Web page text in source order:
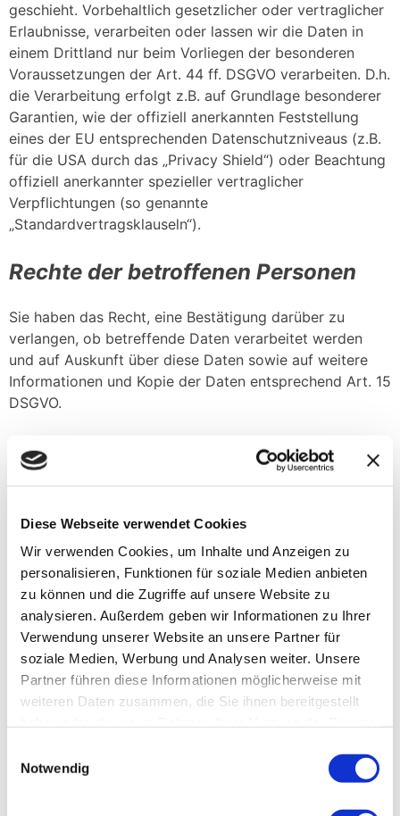
Diese Webseite verwendet Cookies
Wir verwenden Cookies, um Inhalte und Anzeigen zu
personalisieren, Funktionen für soziale Medien anbieten
zu können und die Zugriffe auf unsere Website zu
analysieren. Außerdem geben wir Informationen zu Ihrer
Verwendung unserer Website an unsere Partner für
soziale Medien, Werbung und Analysen weiter. Unsere
Partner führen diese Informationen möglicherweise mit
weiteren Daten zusammen, die Sie ihnen bereitgestellt
Notwendig
geschieht. Vorbehaltlich gesetzlicher oder vertraglicher
Erlaubnisse, verarbeiten oder lassen wir die Daten in
einem Drittland nur beim Vorliegen der besonderen
Voraussetzungen der Art. 44 ff. DSGVO verarbeiten. D.h.
die Verarbeitung erfolgt z.B. auf Grundlage besonderer
Garantien, wie der offiziell anerkannten Feststellung
eines der EU entsprechenden Datenschutzniveaus (z.B.
für die USA durch das „Privacy Shield“) oder Beachtung
offiziell anerkannter spezieller vertraglicher
Verpflichtungen (so genannte
„Standardvertragsklauseln“).
Rechte der betroffenen Personen
Sie haben das Recht, eine Bestätigung darüber zu
verlangen, ob betreffende Daten verarbeitet werden
und auf Auskunft über diese Daten sowie auf weitere
Informationen und Kopie der Daten entsprechend Art. 15
DSGVO.
Sie haben entsprechend. Art. 16 DSGVO das Recht, die
Vervollständigung der Sie betreffenden Daten oder die
Berichtigung der Sie betreffenden unrichtigen Daten zu
Sie haben nach Maßgabe des Art. 17 DSGVO das Recht
zu verlangen, dass betreffende Daten unverzüglich
gelöscht werden, bzw. alternativ nach Maßgabe des Art.
18 DSGVO eine Einschränkung der Verarbeitung der
Daten zu verlangen.
Sie haben das Recht zu verlangen, dass die Sie
betreffenden Daten, die Sie uns bereitgestellt haben
nach Maßgabe des Art. 20 DSGVO zu erhalten und
fordern.
Sie haben ferner gem. Art. 77 DSGVO das Recht, eine